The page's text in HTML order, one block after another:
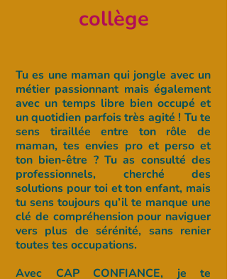
collège
Tu es une maman qui jongle avec un
métier passionnant mais également
avec un temps libre bien occupé et
un quotidien parfois très agité ! Tu te
sens tiraillée entre ton rôle de
maman, tes envies pro et perso et
ton bien-être ? Tu as consulté des
professionnels, cherché des
solutions pour toi et ton enfant, mais
tu sens toujours qu’il te manque une
clé de compréhension pour naviguer
vers plus de sérénité, sans renier
toutes tes occupations.
Avec CAP CONFIANCE, je te